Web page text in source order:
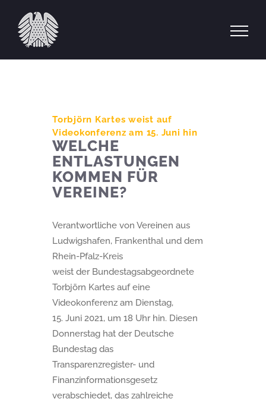
Inhalt
springen
Torbjörn Kartes weist auf
Videokonferenz am 15. Juni hin
WELCHE
ENTLASTUNGEN
KOMMEN FÜR
VEREINE?
Verantwortliche von Vereinen aus
Ludwigshafen, Frankenthal und dem
Rhein-Pfalz-Kreis
weist der Bundestagsabgeordnete
Torbjörn Kartes auf eine
Videokonferenz am Dienstag,
15. Juni 2021, um 18 Uhr hin. Diesen
Donnerstag hat der Deutsche
Bundestag das
Transparenzregister- und
Finanzinformationsgesetz
verabschiedet, das zahlreiche